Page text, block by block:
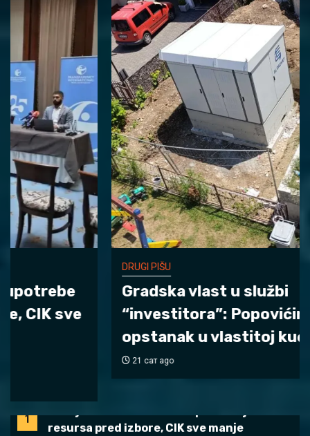
resursa pred izbore, CIK sve manje
kažnjava ključne nepravilnosti
2
DRUGI PIŠU
Gradska vlast u službi “investitora”:
Popovićima ugrožen opstanak u vlastitoj
kući
3
DRUGI PIŠU
Ekonomija eksploatacije u BiH: Rekordni
profiti kompanija, minimalna korist za
građane i nepovratna šteta za prirodu
4
DRUGI PIŠU
Šulić: Zbog Puhovca propala Skupština
akcionara OC „Jahorina“
5
tendera ugovorila asfaltiranje puta
prema Paniku
Zabilježene masovne zloupotrebe javnih
kažnjava ključne nepravilnosti
DRUGI PIŠU
Gradska vlast u službi
“investitora”: Popovićima ugrožen
opstanak u vlastitoj kući